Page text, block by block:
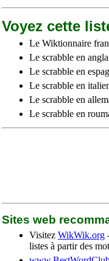
Voyez cette
Le Wiktionnaire
Le scrabble en
Le scrabble en
Le scrabble en
Le scrabble en
Le scrabble en
Sites web
Visitez WikWik.org
listes à partir des